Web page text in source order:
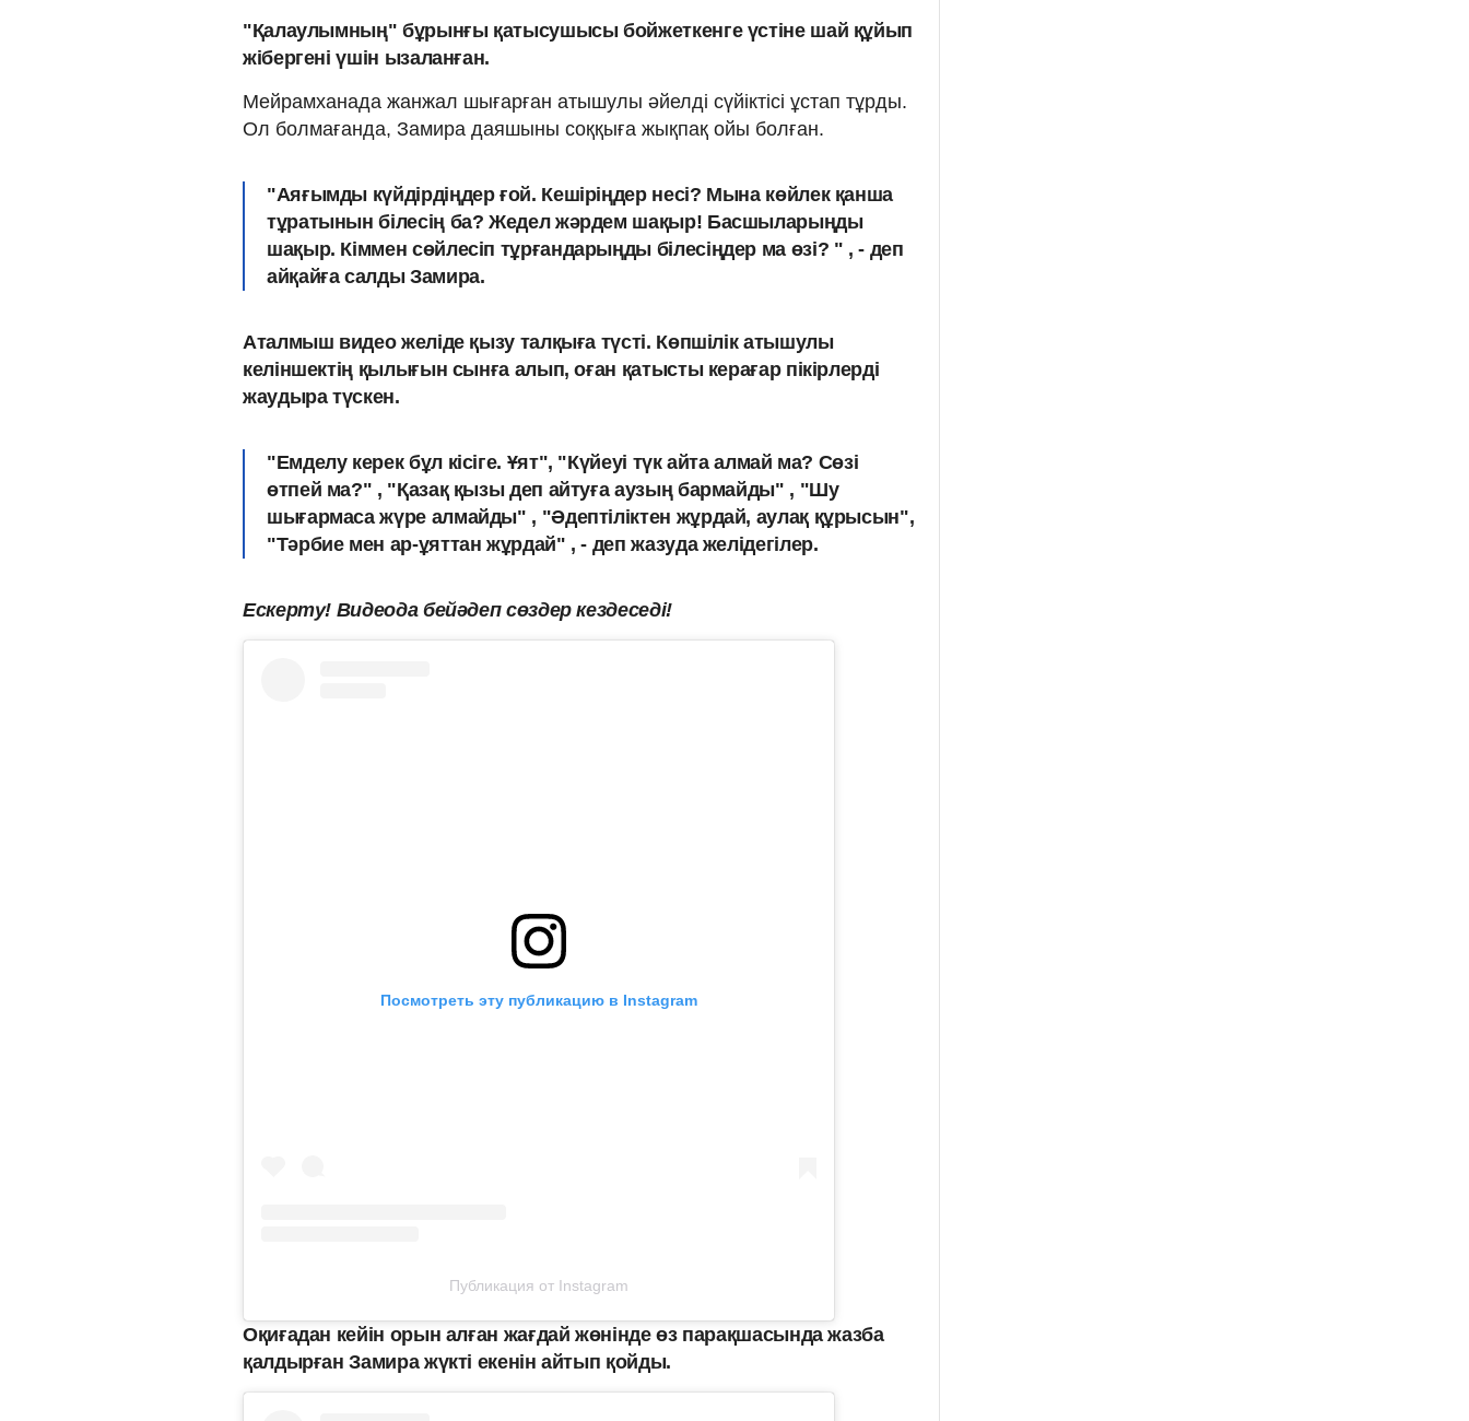
"Қалаулымның" бұрынғы қатысушысы бойжеткенге үстіне шай құйып
жібергені үшін ызаланған.
Мейрамханада жанжал шығарған атышулы әйелді сүйіктісі ұстап тұрды.
Ол болмағанда, Замира даяшыны соққыға жықпақ ойы болған.
"Аяғымды күйдірдіңдер ғой. Кешіріңдер несі? Мына көйлек қанша
тұратынын білесің ба? Жедел жәрдем шақыр! Басшыларыңды
шақыр. Кіммен сөйлесіп тұрғандарыңды білесіңдер ма өзі? " , - деп
айқайға салды Замира.
Аталмыш видео желіде қызу талқыға түсті. Көпшілік атышулы
келіншектің қылығын сынға алып, оған қатысты керағар пікірлерді
жаудыра түскен.
"Емделу керек бұл кісіге. Ұят", "Күйеуі түк айта алмай ма? Сөзі
өтпей ма?" , "Қазақ қызы деп айтуға аузың бармайды" , "Шу
шығармаса жүре алмайды" , "Әдептіліктен жұрдай, аулақ құрысын",
"Тәрбие мен ар-ұяттан жұрдай" , - деп жазуда желідегілер.
Ескерту! Видеода бейәдеп сөздер кездеседі!
Посмотреть эту публикацию в Instagram
Публикация от Instagram
Оқиғадан кейін орын алған жағдай жөнінде өз парақшасында жазба
қалдырған Замира жүкті екенін айтып қойды.